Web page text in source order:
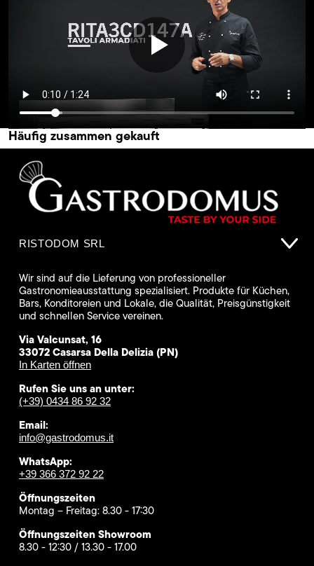
Häufig zusammen gekauft
RISTODOM SRL
Wir sind auf die Lieferung von professioneller
Gastronomieausstattung spezialisiert. Produkte für Küchen,
Bars, Konditoreien und Lokale, die Qualität, Preisgünstigkeit
und schnellen Service vereinen.
Via Valcunsat, 16
33072 Casarsa Della Delizia (PN)
In Karten öffnen
Rufen Sie uns an unter:
(+39) 0434 86 92 32
Email:
info@gastrodomus.it
WhatsApp:
+39 366 372 92 22
Öffnungszeiten
Montag – Freitag: 8.30 - 17:30
Öffnungszeiten Showroom
8.30 - 12:30 / 13.30 - 17.00